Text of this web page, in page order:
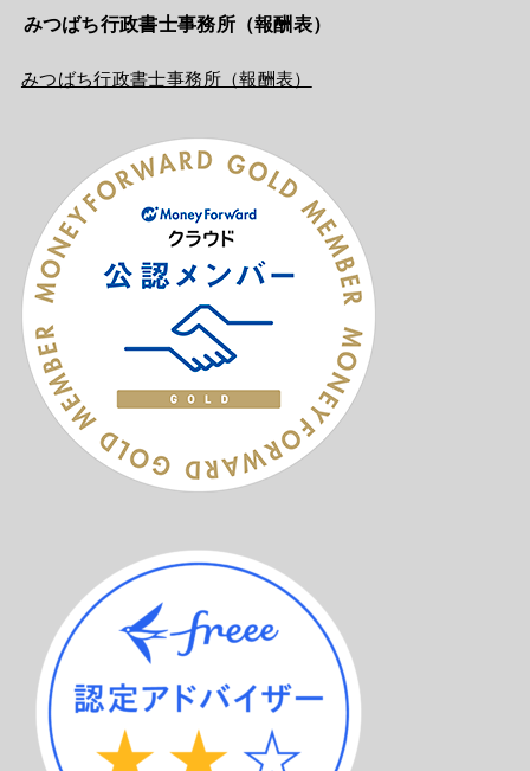
みつばち行政書士事務所（報酬表）
みつばち行政書士事務所（報酬表）